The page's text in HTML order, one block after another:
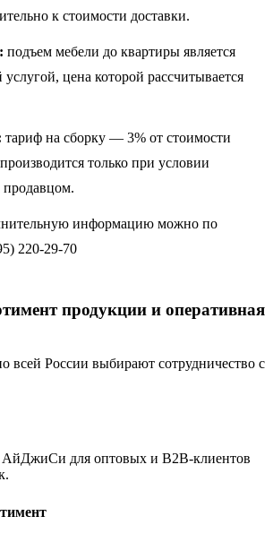
к стоимости доставки.
подъем мебели до квартиры является
цена которой рассчитывается
тариф на сборку — 3% от стоимости
только при условии
продавцом.
информацию можно по
220-29-70
продукции и оперативная
всей России выбирают сотрудничество с
для оптовых и B2B-клиентов